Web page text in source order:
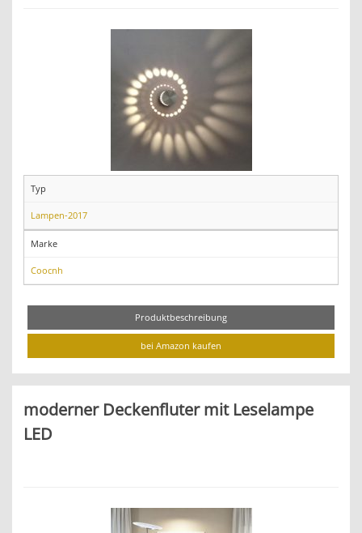
Typ
Lampen-2017
Marke
Coocnh
Produktbeschreibung
bei Amazon kaufen
moderner Deckenfluter mit Leselampe
LED